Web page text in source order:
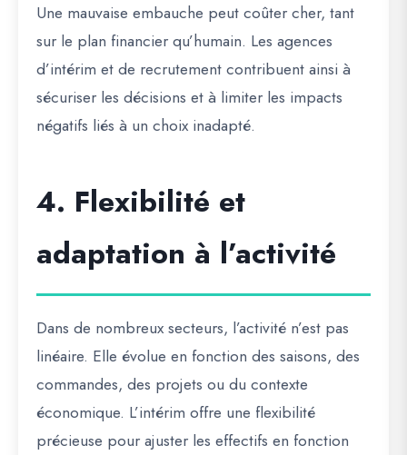
Une mauvaise embauche peut coûter cher, tant
sur le plan financier qu’humain. Les agences
d’intérim et de recrutement contribuent ainsi à
sécuriser les décisions et à limiter les impacts
négatifs liés à un choix inadapté.
4. Flexibilité et
adaptation à l’activité
Dans de nombreux secteurs, l’activité n’est pas
linéaire. Elle évolue en fonction des saisons, des
commandes, des projets ou du contexte
économique. L’intérim offre une flexibilité
précieuse pour ajuster les effectifs en fonction